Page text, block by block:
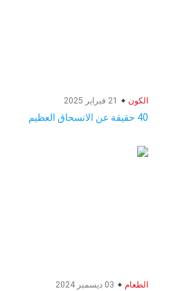
الكون
40 حقيقة عن الانسحاق العظيم
الطعام